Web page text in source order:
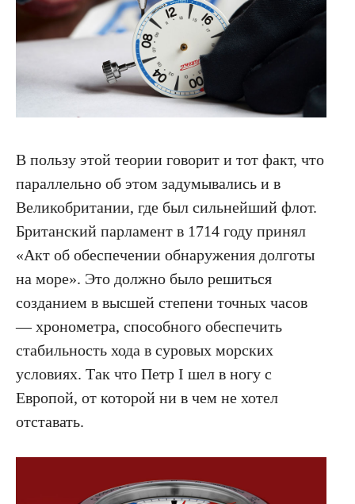
В пользу этой теории говорит и тот факт, что
параллельно об этом задумывались и в
Великобритании, где был сильнейший флот.
Британский парламент в 1714 году принял
«Акт об обеспечении обнаружения долготы
на море». Это должно было решиться
созданием в высшей степени точных часов
— хронометра, способного обеспечить
стабильность хода в суровых морских
условиях. Так что Петр I шел в ногу с
Европой, от которой ни в чем не хотел
отставать.